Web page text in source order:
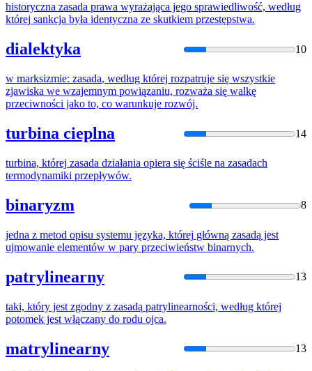
historyczna zasada prawa wyrażająca jego sprawiedliwość, według
której sankcja była identyczna ze skutkiem przestępstwa.
dialektyka 10
w marksizmie: zasada, według której rozpatruje się wszystkie
zjawiska we wzajemnym powiązaniu, rozważa się walkę
przeciwności jako to, co warunkuje rozwój.
turbina cieplna 14
turbina, której zasada działania opiera się ściśle na zasadach
termodynamiki przepływów.
binaryzm 8
jedna z metod opisu systemu języka, której główną zasadą jest
ujmowanie elementów w pary przeciwieństw binarnych.
patrylinearny 13
taki, który jest zgodny z zasadą patrylinearności, według której
potomek jest włączany do rodu ojca.
matrylinearny 13